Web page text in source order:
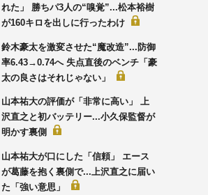
れた」 勝ちパ3人の“嗅覚”...松本裕樹
が160キロを出しに行ったわけ
鈴木豪太を激変させた“魔改造”...防御
率6.43→0.74へ 失点直後のベンチ「豪
太の良さはそれじゃない」
山本祐大の評価が「非常に高い」 上
沢直之と初バッテリー...小久保監督が
明かす裏側
山本祐大が口にした「信頼」 エース
が葛藤を抱く裏側で...上沢直之に届い
た「強い意思」